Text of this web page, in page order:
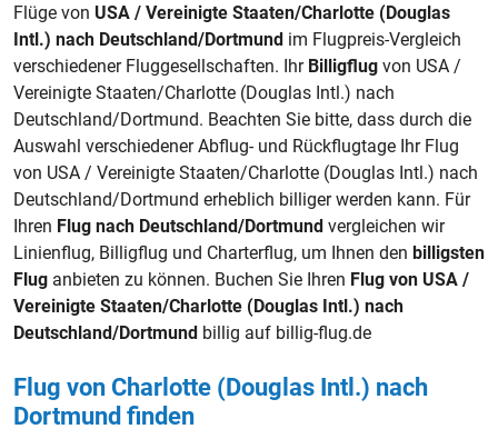
Flüge von USA / Vereinigte Staaten/Charlotte (Douglas
Intl.) nach Deutschland/Dortmund im Flugpreis-Vergleich
verschiedener Fluggesellschaften. Ihr Billigflug von USA /
Vereinigte Staaten/Charlotte (Douglas Intl.) nach
Deutschland/Dortmund. Beachten Sie bitte, dass durch die
Auswahl verschiedener Abflug- und Rückflugtage Ihr Flug
von USA / Vereinigte Staaten/Charlotte (Douglas Intl.) nach
Deutschland/Dortmund erheblich billiger werden kann. Für
Ihren Flug nach Deutschland/Dortmund vergleichen wir
Linienflug, Billigflug und Charterflug, um Ihnen den billigsten
Flug anbieten zu können. Buchen Sie Ihren Flug von USA /
Vereinigte Staaten/Charlotte (Douglas Intl.) nach
Deutschland/Dortmund billig auf billig-flug.de
Flug von Charlotte (Douglas Intl.) nach
Dortmund finden